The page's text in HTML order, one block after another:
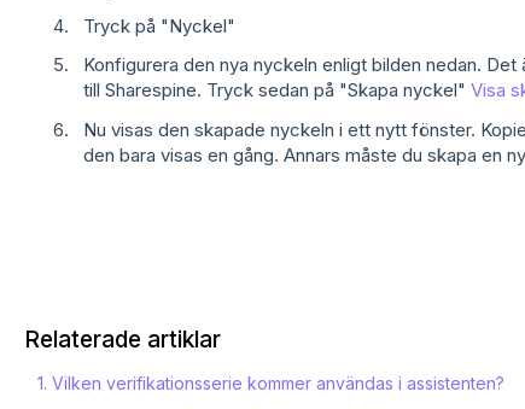
Tryck på "Nyckel"
Konfigurera den nya nyckeln enligt bilden nedan.
till Sharespine. Tryck sedan på "Skapa nyckel" Visa
Nu visas den skapade nyckeln i ett nytt fönster.
den bara visas en gång. Annars måste du skapa en
Relaterade artiklar
1. Vilken verifikationsserie kommer användas i assistenten?